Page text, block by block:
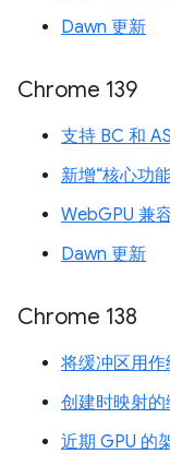
Dawn 更新
Chrome 139
支持 BC 和
新增“核心功
WebGPU 兼
Dawn 更新
Chrome 138
将缓冲区用
创建时映射
近期 GPU 的